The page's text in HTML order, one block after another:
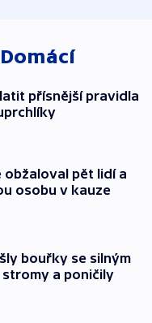
Domácí
přísnější pravidla
obžaloval pět lidí a
osobu v kauze
bouřky se silným
a poničily